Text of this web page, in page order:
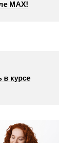
МАХ!
в курсе